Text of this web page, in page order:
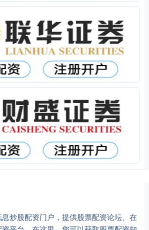
炒股配资门户，提供股票配资论坛、在